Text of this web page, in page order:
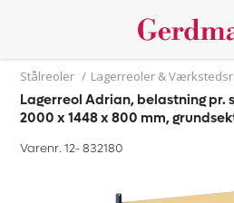
Stålreoler / Lagerreoler &
Lagerreol Adrian, belastning pr.
2000 x 1448 x 800 mm,
Varenr. 12-832180